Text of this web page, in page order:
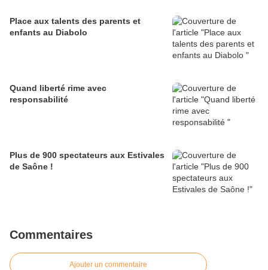
Place aux talents des parents et
enfants au Diabolo
Quand liberté rime avec
responsabilité
Plus de 900 spectateurs aux Estivales
de Saône !
Commentaires
Ajouter un commentaire